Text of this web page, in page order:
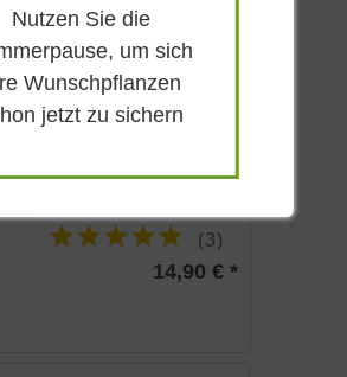
Sommergrün
Weiß
Sonnig-halbschattig
Juni - Juli
Lieferbar
(3)
14,90 € *
Nutzen Sie die
um sich
Wunschpflanzen
jetzt zu sichern